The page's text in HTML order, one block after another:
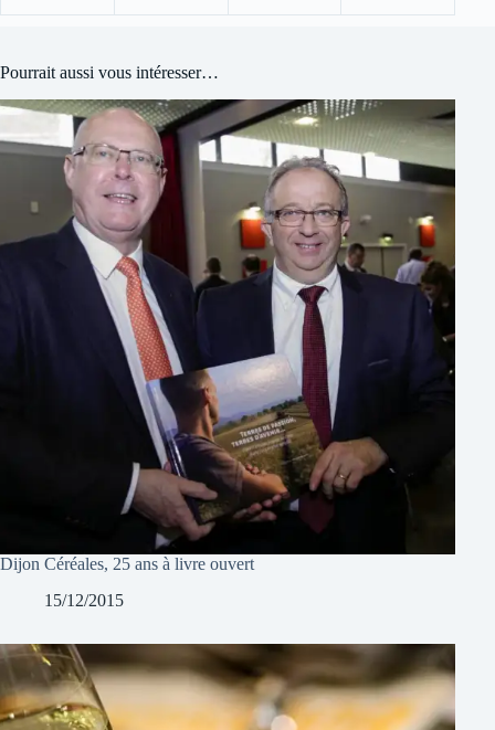
Pourrait aussi vous intéresser…
Dijon Céréales, 25 ans à livre ouvert
15/12/2015